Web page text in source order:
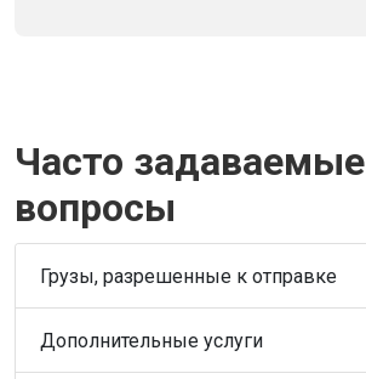
Часто задаваемые
вопросы
Грузы, разрешенные к отправке
Дополнительные услуги